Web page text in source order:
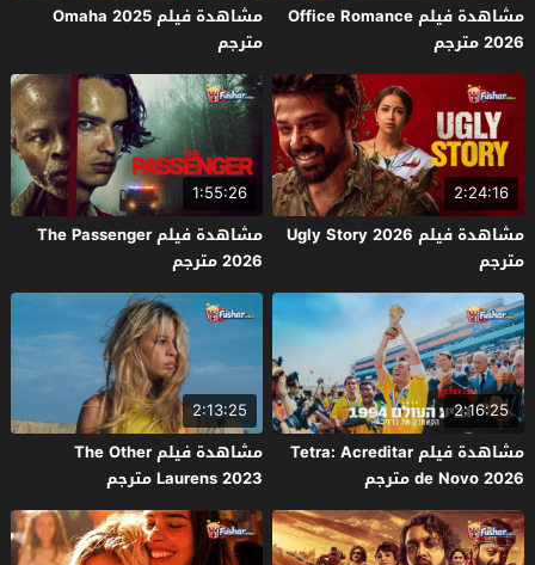
مشاهدة فيلم Office Romance
2026 مترجم
مشاهدة فيلم Omaha 2025
مترجم
2:24:16
مشاهدة فيلم Ugly Story 2026
مترجم
1:55:26
مشاهدة فيلم The Passenger
2026 مترجم
2:16:25
مشاهدة فيلم Tetra: Acreditar
de Novo 2026 مترجم
2:13:25
مشاهدة فيلم The Other
Laurens 2023 مترجم